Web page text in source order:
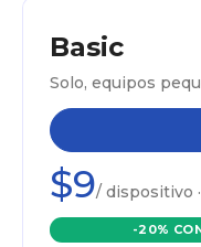
Basic
Solo, equipos
$9/ dispositivo
-20%